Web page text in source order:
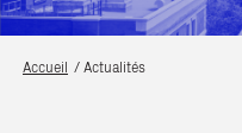
Accueil Actualités